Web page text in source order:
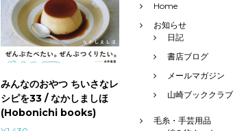
みんなのおやつ ちいさなレ
シピを33 / なかしましほ
(Hobonichi books)
Home
お知らせ
日記
書店ブログ
メールマガジン
山崎ブッククラブ
毛糸・手芸用品